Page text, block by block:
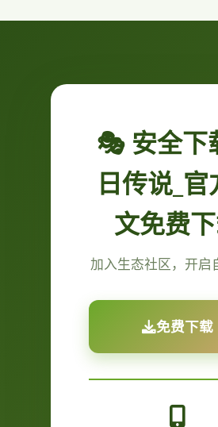
🎭 安全下
日传说_官
文免费
加入生态社区，开启
免费下载